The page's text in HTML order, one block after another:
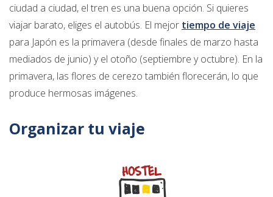
ciudad a ciudad, el tren es una buena opción. Si quieres
viajar barato, eliges el autobús. El mejor tiempo de viaje
para Japón es la primavera (desde finales de marzo hasta
mediados de junio) y el otoño (septiembre y octubre). En la
primavera, las flores de cerezo también florecerán, lo que
produce hermosas imágenes.
Organizar tu viaje